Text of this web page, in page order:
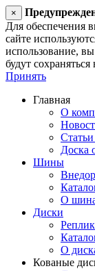
×
Для обеспечения
сайте
использование,
будут
Принять
Главная
О
Доска
Шины
О
Диски
О
Кованые